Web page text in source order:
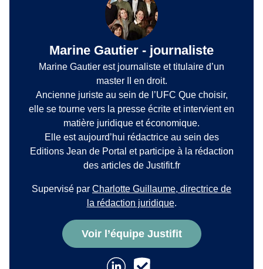
Marine Gautier - journaliste
Marine Gautier est journaliste et titulaire d’un
master II en droit.
Ancienne juriste au sein de l’UFC Que choisir,
elle se tourne vers la presse écrite et intervient en
matière juridique et économique.
Elle est aujourd’hui rédactrice au sein des
Editions Jean de Portal et participe à la rédaction
des articles de Justifit.fr
Supervisé par Charlotte Guillaume, directrice de
la rédaction juridique.
Voir l’équipe Justifit